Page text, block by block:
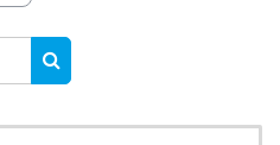
RECHERCHER DES